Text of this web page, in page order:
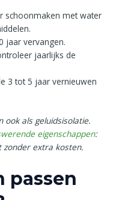
schoonmaken met water
jaar vervangen.
jaarlijks de
3 tot 5 jaar vernieuwen
ook als geluidsisolatie.
eigenschappen:
extra kosten.
passen